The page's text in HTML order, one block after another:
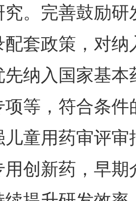
究。完善鼓励
配套政策，对
先纳入国家基
项等，符合条
儿童用药审评
用创新药，早